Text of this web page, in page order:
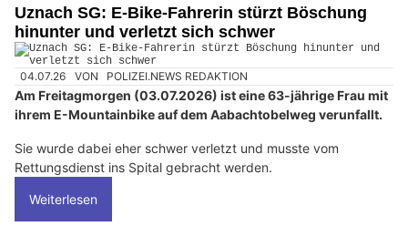
Uznach SG: E-Bike-Fahrerin stürzt Böschung
hinunter und verletzt sich schwer
04.07.26 VON POLIZEI.NEWS REDAKTION
Am Freitagmorgen (03.07.2026) ist eine 63-jährige Frau mit
ihrem E-Mountainbike auf dem Aabachtobelweg verunfallt.
Sie wurde dabei eher schwer verletzt und musste vom
Rettungsdienst ins Spital gebracht werden.
Weiterlesen